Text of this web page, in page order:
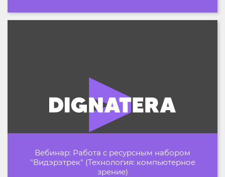
Вебинар: Работа с ресурсным набором
"Видэрэтрек" (Технология: компьютерное
зрение)